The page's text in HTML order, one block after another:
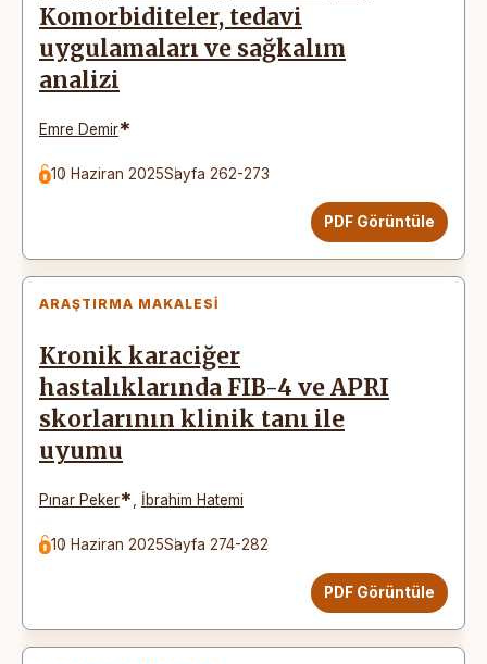
Komorbiditeler, tedavi
uygulamaları ve sağkalım
analizi
Emre Demir*
10 Haziran 2025Sayfa 262-273
PDF Görüntüle
ARAŞTIRMA MAKALESI
Kronik karaciğer
hastalıklarında FIB-4 ve APRI
skorlarının klinik tanı ile
uyumu
Pınar Peker* İbrahim Hatemi
10 Haziran 2025Sayfa 274-282
PDF Görüntüle